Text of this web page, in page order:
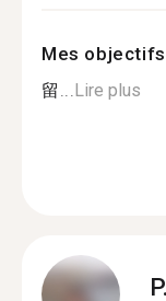
Mes
留...Lire plus
P.